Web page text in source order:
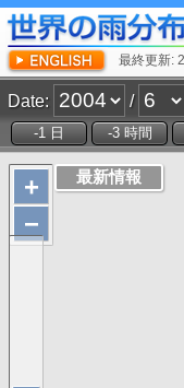
最終更新:
Date: /
+
−